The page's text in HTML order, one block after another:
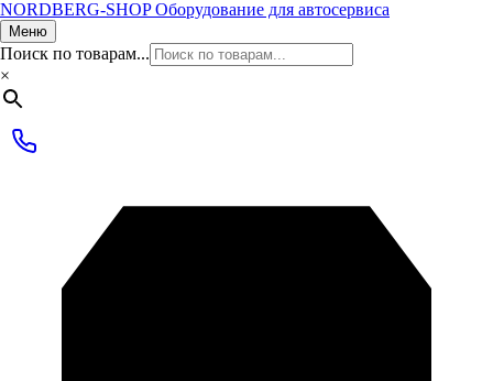
NORDBERG-SHOP Оборудование для автосервиса
Меню
Поиск по товарам...
×